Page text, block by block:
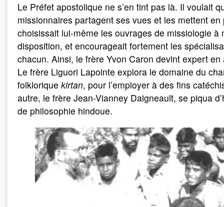
Le Préfet apostolique ne s’en tint pas là. Il voulait
missionnaires partagent ses vues et les mettent en
choisissait lui-même les ouvrages de missiologie à
disposition, et encourageait fortement les
chacun. Ainsi, le frère Yvon Caron devint expert en
Le frère Liguori Lapointe explora le domaine du
folklorique kirtan, pour l’employer à des fins
autre, le frère Jean-Vianney Daigneault, se piqua
de philosophie hindoue.